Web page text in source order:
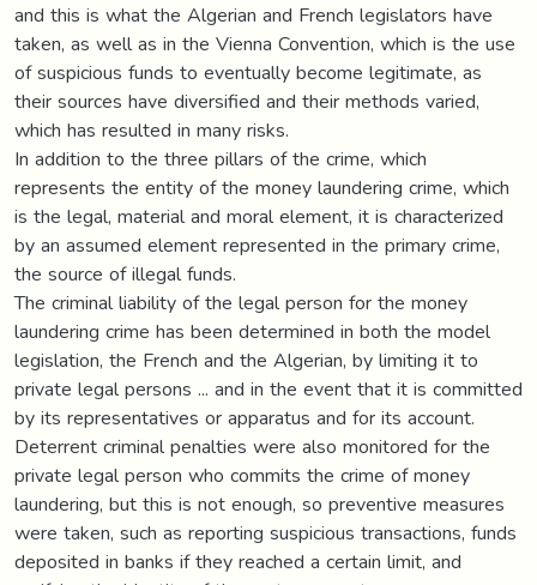
and this is what the Algerian and French legislators have
taken, as well as in the Vienna Convention, which is the use
of suspicious funds to eventually become legitimate, as
their sources have diversified and their methods varied,
which has resulted in many risks.
In addition to the three pillars of the crime, which
represents the entity of the money laundering crime, which
is the legal, material and moral element, it is characterized
by an assumed element represented in the primary crime,
the source of illegal funds.
The criminal liability of the legal person for the money
laundering crime has been determined in both the model
legislation, the French and the Algerian, by limiting it to
private legal persons ... and in the event that it is committed
by its representatives or apparatus and for its account.
Deterrent criminal penalties were also monitored for the
private legal person who commits the crime of money
laundering, but this is not enough, so preventive measures
were taken, such as reporting suspicious transactions, funds
deposited in banks if they reached a certain limit, and